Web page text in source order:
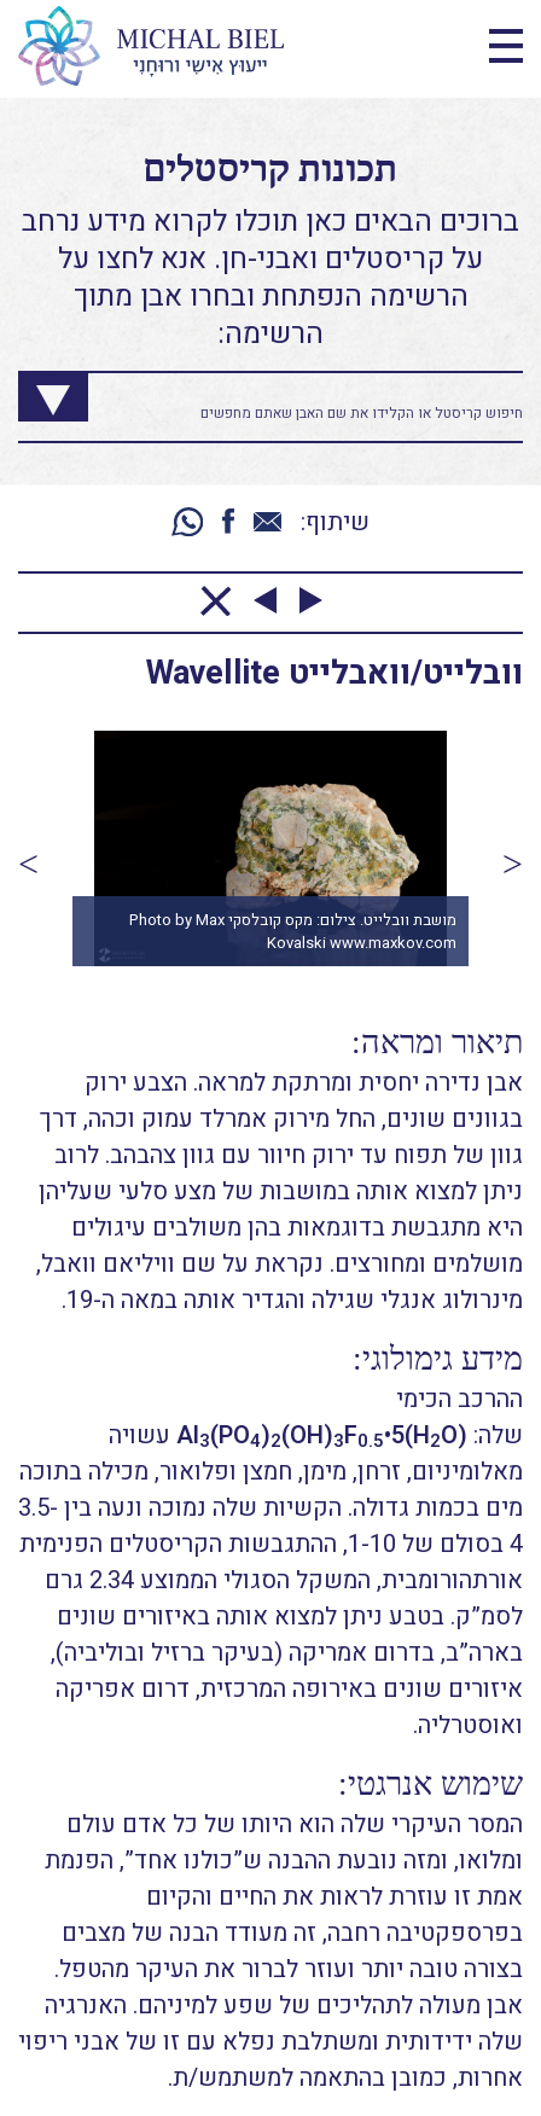
תכונות קריסטלים
ברוכים הבאים כאן תוכלו לקרוא מידע נרחב
על קריסטלים ואבני-חן. אנא לחצו על
הרשימה הנפתחת ובחרו אבן מתוך
הרשימה:
שיתוף:
וובלייט/וואבלייט Wavellite
מושבת וובלייט. צילום: מקס קובלסקי Photo by Max
Kovalski www.maxkov.com
תיאור ומראה:
אבן נדירה יחסית ומרתקת למראה. הצבע ירוק
בגוונים שונים, החל מירוק אמרלד עמוק וכהה, דרך
גוון של תפוח עד ירוק חיוור עם גוון צהבהב. לרוב
ניתן למצוא אותה במושבות של מצע סלעי שעליהן
היא מתגבשת בדוגמאות בהן משולבים עיגולים
מושלמים ומחורצים. נקראת על שם וויליאם וואבל,
מינרולוג אנגלי שגילה והגדיר אותה במאה ה-19.
מידע גימולוגי:
ההרכב הכימי
שלה: (Al
3(PO4)2(OH)3F0.5•5(H2O
עשויה
מאלומיניום, זרחן, מימן, חמצן ופלואור, מכילה בתוכה
מים בכמות גדולה. הקשיות שלה נמוכה ונעה בין 3.5-
4 בסולם של 1-10, ההתגבשות הקריסטלים הפנימית
אורתהורומבית, המשקל הסגולי הממוצע 2.34 גרם
לסמ”ק. בטבע ניתן למצוא אותה באיזורים שונים
בארה”ב, בדרום אמריקה (בעיקר ברזיל ובוליביה),
איזורים שונים באירופה המרכזית, דרום אפריקה
ואוסטרליה.
שימוש אנרגטי:
המסר העיקרי שלה הוא היותו של כל אדם עולם
ומלואו, ומזה נובעת ההבנה ש”כולנו אחד”, הפנמת
אמת זו עוזרת לראות את החיים והקיום
בפרספקטיבה רחבה, זה מעודד הבנה של מצבים
בצורה טובה יותר ועוזר לברור את העיקר מהטפל.
אבן מעולה לתהליכים של שפע למיניהם. האנרגיה
שלה ידידותית ומשתלבת נפלא עם זו של אבני ריפוי
אחרות, כמובן בהתאמה למשתמש/ת.